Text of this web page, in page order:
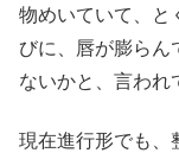
物めいていて、と
びに、唇が膨らん
ないかと、言われ
現在進行形でも、